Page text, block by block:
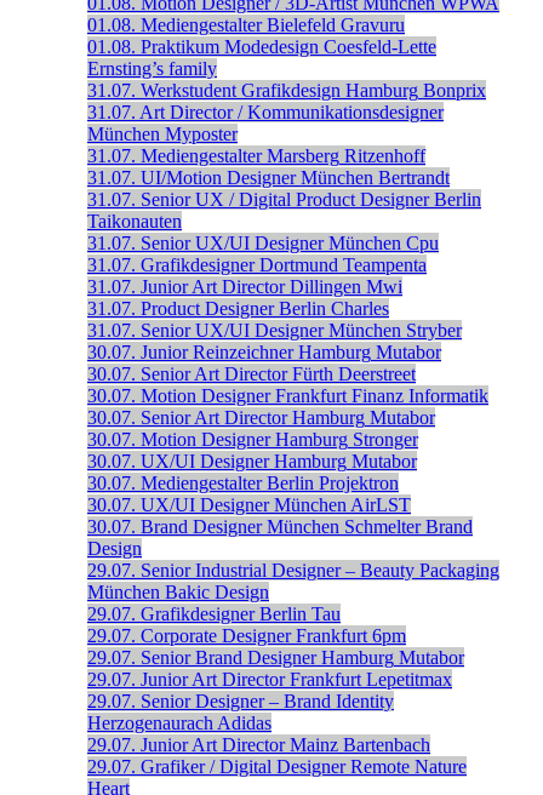
01.08. Mediengestalter Bielefeld Gravuru
01.08. Praktikum Modedesign Coesfeld-Lette
Ernsting’s family
31.07. Werkstudent Grafikdesign Hamburg Bonprix
31.07. Art Director / Kommunikationsdesigner
München Myposter
31.07. Mediengestalter Marsberg Ritzenhoff
31.07. UI/Motion Designer München Bertrandt
31.07. Senior UX / Digital Product Designer Berlin
Taikonauten
31.07. Senior UX/UI Designer München Cpu
31.07. Grafikdesigner Dortmund Teampenta
31.07. Junior Art Director Dillingen Mwi
31.07. Product Designer Berlin Charles
31.07. Senior UX/UI Designer München Stryber
30.07. Junior Reinzeichner Hamburg Mutabor
30.07. Senior Art Director Fürth Deerstreet
30.07. Motion Designer Frankfurt Finanz Informatik
30.07. Senior Art Director Hamburg Mutabor
30.07. Motion Designer Hamburg Stronger
30.07. UX/UI Designer Hamburg Mutabor
30.07. Mediengestalter Berlin Projektron
30.07. UX/UI Designer München AirLST
30.07. Brand Designer München Schmelter Brand
Design
29.07. Senior Industrial Designer – Beauty Packaging
München Bakic Design
29.07. Grafikdesigner Berlin Tau
29.07. Corporate Designer Frankfurt 6pm
29.07. Senior Brand Designer Hamburg Mutabor
29.07. Junior Art Director Frankfurt Lepetitmax
29.07. Senior Designer – Brand Identity
Herzogenaurach Adidas
29.07. Junior Art Director Mainz Bartenbach
29.07. Grafiker / Digital Designer Remote Nature
Heart